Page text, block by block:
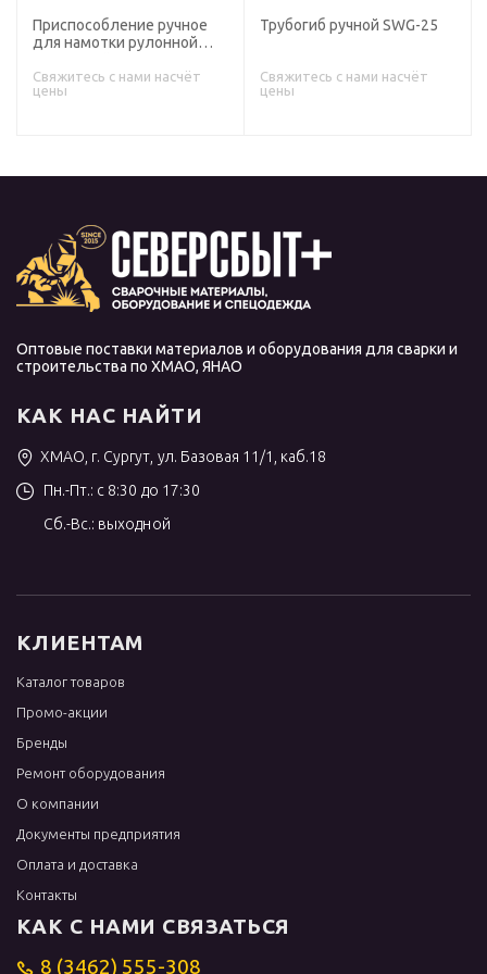
Приспособление ручное
для намотки рулонной
стальной трубопровод в
полевых условиях "Вьюн"
Свяжитесь с нами насчёт
цены
Трубогиб ручной SWG-25
Свяжитесь с нами насчёт
цены
Оптовые поставки материалов и оборудования для сварки и
строительства по ХМАО, ЯНАО
КАК НАС НАЙТИ
ХМАО, г. Сургут, ул. Базовая 11/1, каб.18
Пн.-Пт.: с 8:30 до 17:30
Сб.-Вс.: выходной
КЛИЕНТАМ
Каталог товаров
Промо-акции
Бренды
Ремонт оборудования
О компании
Документы предприятия
Оплата и доставка
Контакты
КАК С НАМИ СВЯЗАТЬСЯ
8 (3462) 555-308